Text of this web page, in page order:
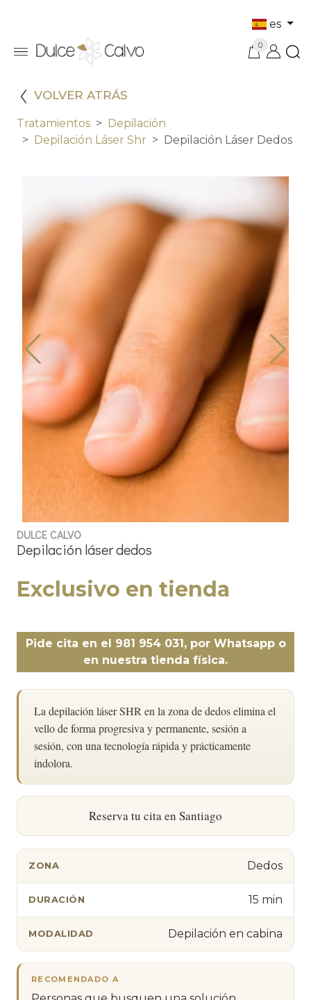
es
0
VOLVER ATRÁS
Tratamientos
Depilación
Depilación Láser Shr
Depilación Láser Dedos
DULCE CALVO
Depilación láser dedos
Exclusivo en tienda
Pide cita en el 981 954 031, por Whatsapp o
en nuestra tienda física.
La depilación láser SHR en la zona de dedos elimina el
vello de forma progresiva y permanente, sesión a
sesión, con una tecnología rápida y prácticamente
indolora.
Reserva tu cita en Santiago
ZONA Dedos
DURACIÓN 15 min
MODALIDAD Depilación en cabina
RECOMENDADO A